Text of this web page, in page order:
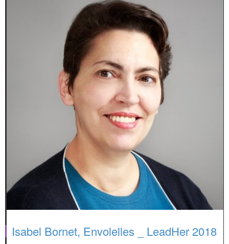
Isabel Bornet, Envolelles _ LeadHer 2018